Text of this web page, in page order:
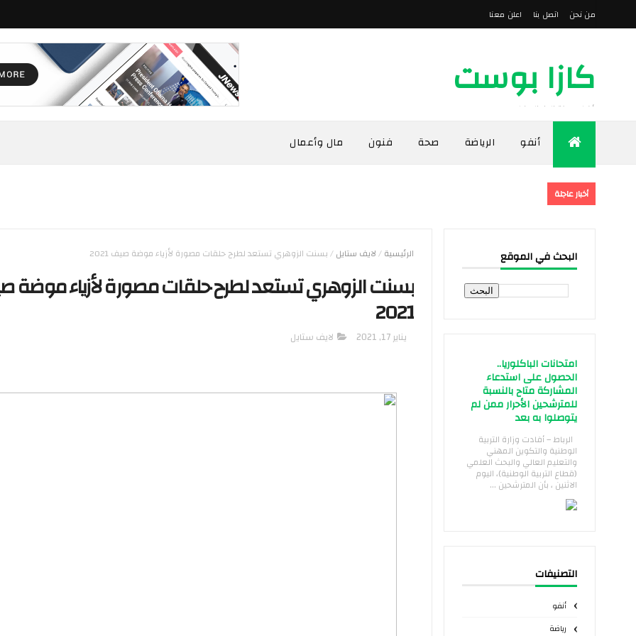
من نحن اتصل بنا اعلن معنا
كازا بوست
أخبار مدينة الدار البيضاء
أنفو الرياضة صحة فنون مال وأعمال
أخبار عاجلة
البحث في الموقع
امتحانات الباكلوريا..
الحصول على استدعاء
المشاركة متاح بالنسبة
للمترشحين الأحرار ممن لم
يتوصلوا به بعد
الرباط – أفادت وزارة التربية
الوطنية والتكوين المهني
والتعليم العالي والبحث العلمي
(قطاع التربية الوطنية)، اليوم
الاثنين ، بأن المترشحين ...
التصنيفات
أنفو
رياضة
الرئيسية/لايف ستايل/بسنت الزوهري تستعد لطرح حلقات مصورة لأزياء موضة صيف 2021
بسنت الزوهري تستعد لطرح حلقات مصورة لأزياء موضة
2021
يناير 17, 2021 لايف ستايل